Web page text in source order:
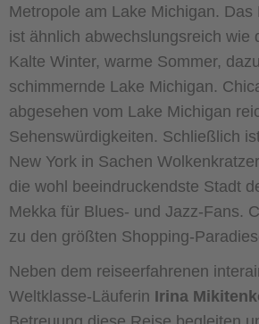
Metropole am Lake Michigan. Das
ist ähnlich abwechslungsreich wie
Kalte Winter, warme Sommer,
schimmernde Lake Michigan.
abgesehen vom Lake Michigan
Sehenswürdigkeiten. Schließlich
New York in Sachen
die wohl beeindruckendste Stadt
Mekka für Blues- und Jazz-Fans.
zu den größten Shopping-
Neben dem reiseerfahrenen
Weltklasse-Läuferin Irina